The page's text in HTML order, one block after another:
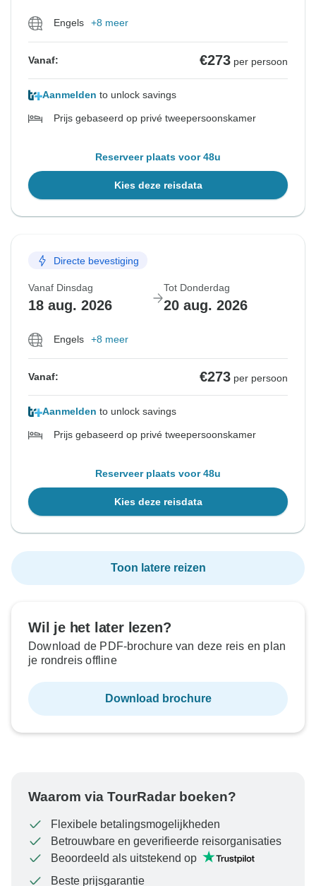
Engels +8 meer
Vanaf: €273 per persoon
Aanmelden to unlock savings
Prijs gebaseerd op privé tweepersoonskamer
Reserveer plaats voor 48u
Kies deze reisdata
Directe bevestiging
Vanaf Dinsdag
18 aug. 2026
Tot Donderdag
20 aug. 2026
Engels +8 meer
Vanaf: €273 per persoon
Aanmelden to unlock savings
Prijs gebaseerd op privé tweepersoonskamer
Reserveer plaats voor 48u
Kies deze reisdata
Toon latere reizen
Wil je het later lezen?
Download de PDF-brochure van deze reis en plan
je rondreis offline
Download brochure
Waarom via TourRadar boeken?
Flexibele betalingsmogelijkheden
Betrouwbare en geverifieerde reisorganisaties
Beoordeeld als uitstekend op
Beste prijsgarantie